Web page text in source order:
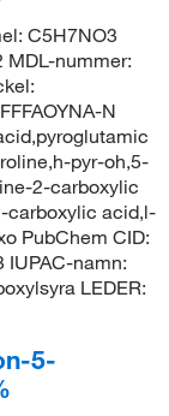
C5H7NO3
MDL-nummer:
N
pyr-oh,5-
2-carboxylic
carboxylic acid,l-
PubChem CID:
IUPAC-namn:
LEDER:
5-